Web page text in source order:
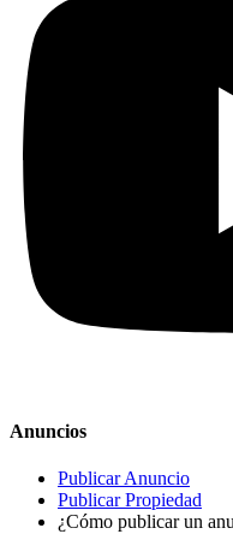
Anuncios
Publicar Anuncio
Publicar Propiedad
¿Cómo publicar un